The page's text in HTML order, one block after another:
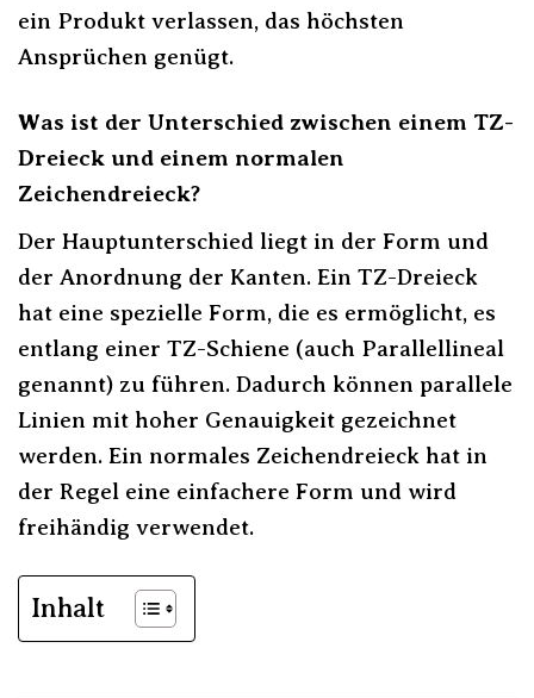
ein Produkt verlassen, das höchsten
Ansprüchen genügt.
Was ist der Unterschied zwischen einem TZ-
Dreieck und einem normalen
Zeichendreieck?
Der Hauptunterschied liegt in der Form und
der Anordnung der Kanten. Ein TZ-Dreieck
hat eine spezielle Form, die es ermöglicht, es
entlang einer TZ-Schiene (auch Parallellineal
genannt) zu führen. Dadurch können parallele
Linien mit hoher Genauigkeit gezeichnet
werden. Ein normales Zeichendreieck hat in
der Regel eine einfachere Form und wird
freihändig verwendet.
Inhalt